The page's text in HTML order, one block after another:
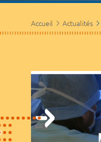
Accueil Actualités